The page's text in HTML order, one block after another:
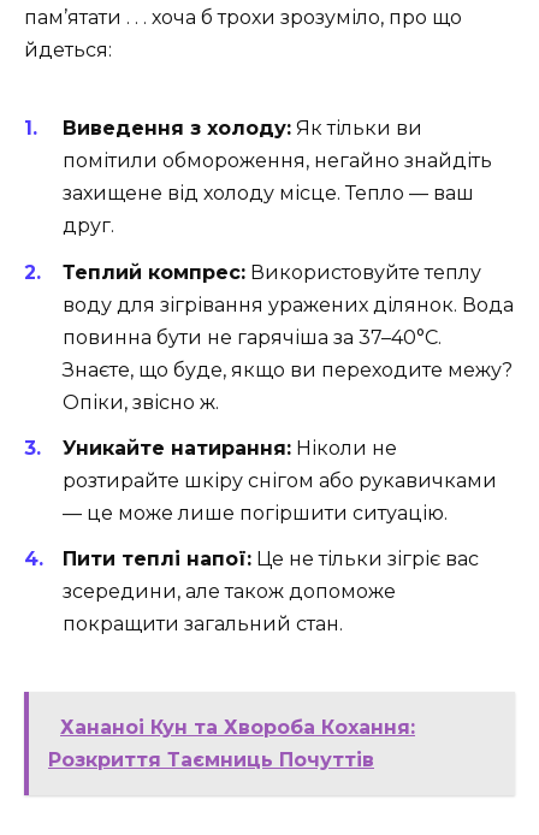
пам’ятати . . . хоча б трохи зрозуміло, про що
йдеться:
Виведення з холоду: Як тільки ви
помітили обмороження, негайно знайдіть
захищене від холоду місце. Тепло — ваш
друг.
Теплий компрес: Використовуйте теплу
воду для зігрівання уражених ділянок. Вода
повинна бути не гарячіша за 37–40°C.
Знаєте, що буде, якщо ви переходите межу?
Опіки, звісно ж.
Уникайте натирання: Ніколи не
розтирайте шкіру снігом або рукавичками
— це може лише погіршити ситуацію.
Пити теплі напої: Це не тільки зігріє вас
зсередини, але також допоможе
покращити загальний стан.
Хананоі Кун та Хвороба Кохання:
Розкриття Таємниць Почуттів